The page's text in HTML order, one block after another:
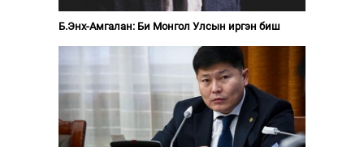
Б.Энх-Амгалан: Би Монгол Улсын иргэн биш